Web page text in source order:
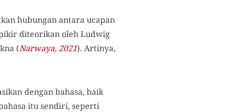
hubungan antara ucapan
diteorikan oleh Ludwig
(Narwaya, 2021). Artinya,
dengan bahasa, baik
itu sendiri, seperti